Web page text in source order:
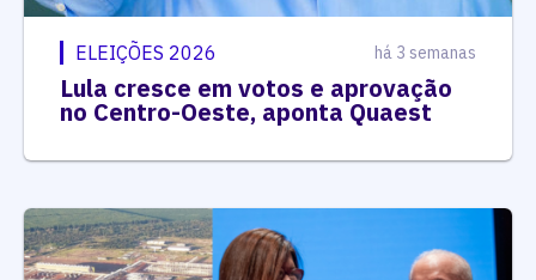
ELEIÇÕES 2026 há 3 semanas
Lula cresce em votos e aprovação
no Centro-Oeste, aponta Quaest